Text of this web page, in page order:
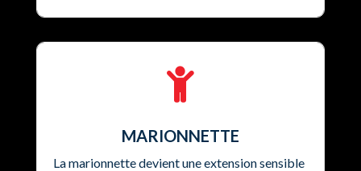

MARIONNETTE
La marionnette devient une extension sensible